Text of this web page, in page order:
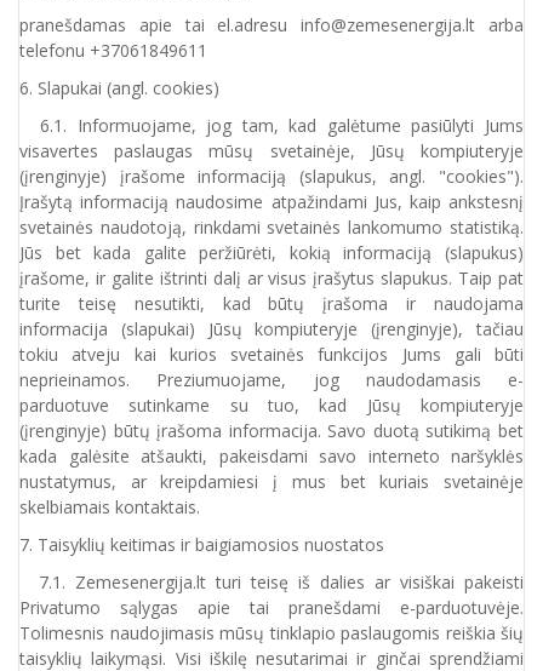
pranešdamas apie tai el.adresu info@zemesenergija.lt arba
telefonu +37061849611
6. Slapukai (angl. cookies)
6.1. Informuojame, jog tam, kad galėtume pasiūlyti Jums
visavertes paslaugas mūsų svetainėje, Jūsų kompiuteryje
(įrenginyje) įrašome informaciją (slapukus, angl. "cookies").
Įrašytą informaciją naudosime atpažindami Jus, kaip ankstesnį
svetainės naudotoją, rinkdami svetainės lankomumo statistiką.
Jūs bet kada galite peržiūrėti, kokią informaciją (slapukus)
įrašome, ir galite ištrinti dalį ar visus įrašytus slapukus. Taip pat
turite teisę nesutikti, kad būtų įrašoma ir naudojama
informacija (slapukai) Jūsų kompiuteryje (įrenginyje), tačiau
tokiu atveju kai kurios svetainės funkcijos Jums gali būti
neprieinamos. Preziumuojame, jog naudodamasis e-
parduotuve sutinkame su tuo, kad Jūsų kompiuteryje
(įrenginyje) būtų įrašoma informacija. Savo duotą sutikimą bet
kada galėsite atšaukti, pakeisdami savo interneto naršyklės
nustatymus, ar kreipdamiesi į mus bet kuriais svetainėje
skelbiamais kontaktais.
7. Taisyklių keitimas ir baigiamosios nuostatos
7.1. Zemesenergija.lt turi teisę iš dalies ar visiškai pakeisti
Privatumo sąlygas apie tai pranešdami e-parduotuvėje.
Tolimesnis naudojimasis mūsų tinklapio paslaugomis reiškia šių
taisyklių laikymąsi. Visi iškilę nesutarimai ir ginčai sprendžiami